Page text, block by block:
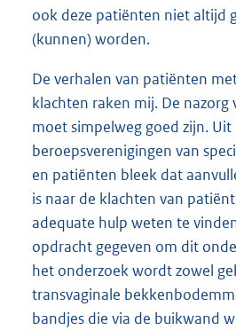
ook deze patiënten niet altijd
(kunnen) worden.
De verhalen van patiënten
klachten raken mij. De
moet simpelweg goed zijn. Uit
beroepsverenigingen van
en patiënten bleek dat
is naar de klachten van
adequate hulp weten te
opdracht gegeven om dit
het onderzoek wordt zowel
transvaginale
bandjes die via de buikwand